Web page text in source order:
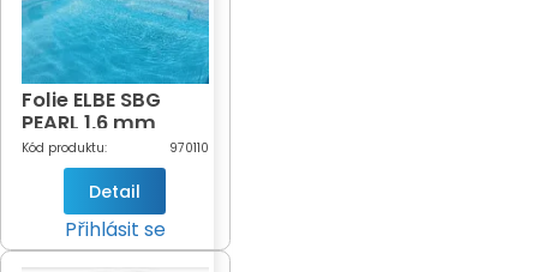
Folie ELBE SBG
PEARL 1,6 mm
White Pearl
Kód produktu: 970110
Detail
Přihlásit se